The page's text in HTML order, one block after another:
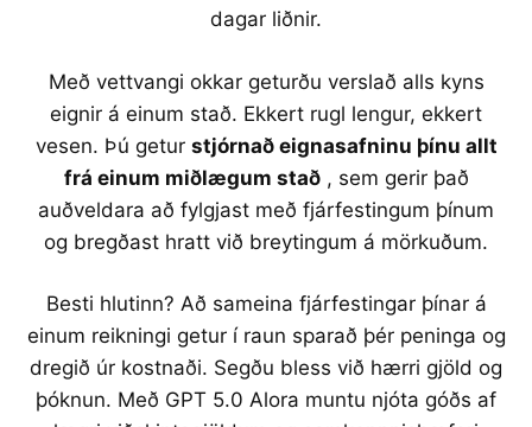
dagar liðnir.
Með vettvangi okkar geturðu verslað alls kyns
eignir á einum stað. Ekkert rugl lengur, ekkert
vesen. Þú getur stjórnað eignasafninu þínu allt
frá einum miðlægum stað, sem gerir það
auðveldara að fylgjast með fjárfestingum þínum
og bregðast hratt við breytingum á mörkuðum.
Besti hlutinn? Að sameina fjárfestingar þínar á
einum reikningi getur í raun sparað þér peninga og
dregið úr kostnaði. Segðu bless við hærri gjöld og
þóknun. Með GPT 5.0 Alora muntu njóta góðs af